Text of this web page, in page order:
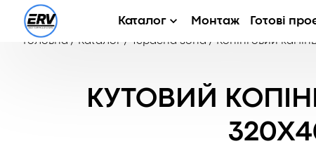
Каталог Монтаж Готові
Головна / Каталог / Терасна зона / Копінговий
КУТОВИЙ